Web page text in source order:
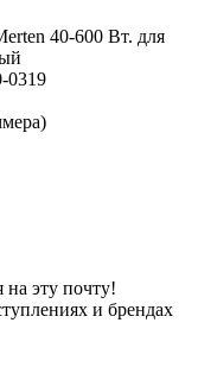
40-600 Вт. для
0319
на эту почту!
и брендах